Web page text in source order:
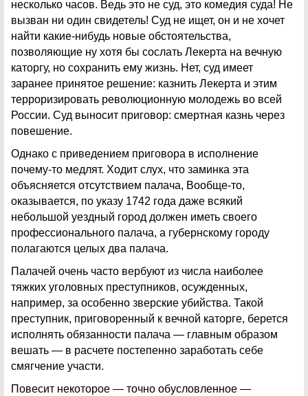
несколько часов. Ведь это не суд, это комедия суда! Не
вызван ни один свидетель! Суд не ищет, он и не хочет
найти какие-нибудь новые обстоятельства,
позволяющие ну хотя бы сослать Лекерта на вечную
каторгу, но сохранить ему жизнь. Нет, суд имеет
заранее принятое решение: казнить Лекерта и этим
терроризировать революционную молодежь во всей
России. Суд выносит приговор: смертная казнь через
повешение.
Однако с приведением приговора в исполнение
почему-то медлят. Ходит слух, что заминка эта
объясняется отсутствием палача, Вообще-то,
оказывается, по указу 1742 года даже всякий
небольшой уездный город должен иметь своего
профессионального палача, а губернскому городу
полагаются целых два палача.
Палачей очень часто вербуют из числа наиболее
тяжких уголовных преступников, осужденных,
например, за особенно зверские убийства. Такой
преступник, приговоренный к вечной каторге, берется
исполнять обязанности палача — главным образом
вешать — в расчете постепенно заработать себе
смягчение участи.
Повесит некоторое — точно обусловленное —